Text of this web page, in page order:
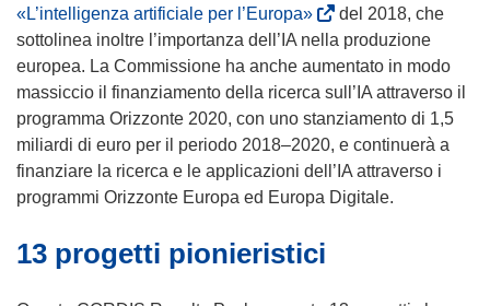
«L’intelligenza artificiale per l’Europa»(
s
i
a
p
r
e
i
u
a
del 2018, che
sottolinea inoltre l’importanza dell’IA nella produzione
europea. La Commissione ha anche aumentato in modo
massiccio il finanziamento della ricerca sull’IA attraverso il
programma Orizzonte 2020, con uno stanziamento di 1,5
miliardi di euro per il periodo 2018–2020, e continuerà a
finanziare la ricerca e le applicazioni dell’IA attraverso i
programmi Orizzonte Europa ed Europa Digitale.
13 progetti pionieristici